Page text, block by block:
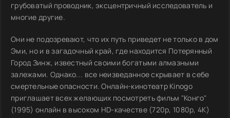
грубоватый проводник, эксцентричный исследователь и
многие другие.
Они не подозревают, что их путь приведет не только в дом
Эми, но и в загадочный край, где находится Потерянный
Город Зинж, известный своими богатыми алмазными
залежами. Однако... все неизведанное скрывает в себе
смертельные опасности. Онлайн-кинотеатр Kinogo
приглашает всех желающих посмотреть фильм "Конго"
(1995) онлайн в высоком HD-качестве (720p, 1080p, 4K)